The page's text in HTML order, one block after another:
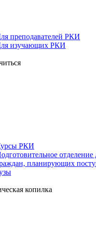
преподавателей РКИ
изучающих РКИ
РКИ
планирующих
копилка